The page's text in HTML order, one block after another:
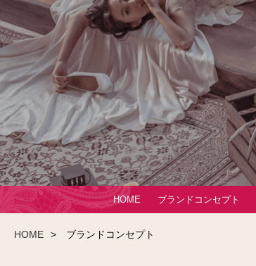
HOME ブランドコンセプト
HOME ブランドコンセプト